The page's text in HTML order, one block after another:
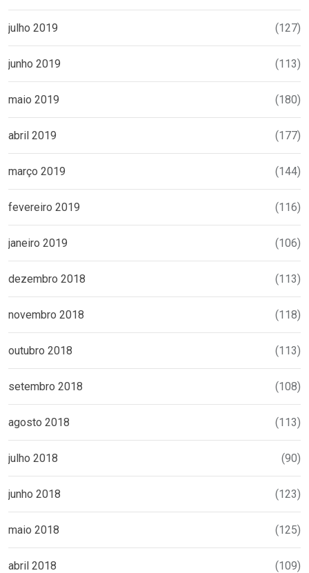
julho 2019 (127)
junho 2019 (113)
maio 2019 (180)
abril 2019 (177)
março 2019 (144)
fevereiro 2019 (116)
janeiro 2019 (106)
dezembro 2018 (113)
novembro 2018 (118)
outubro 2018 (113)
setembro 2018 (108)
agosto 2018 (113)
julho 2018 (90)
junho 2018 (123)
maio 2018 (125)
abril 2018 (109)